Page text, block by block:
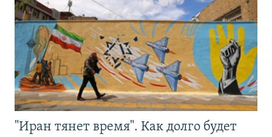
"Иран тянет время". Как долго будет